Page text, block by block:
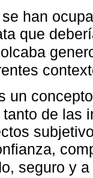
han
que
un
de las
seguro y